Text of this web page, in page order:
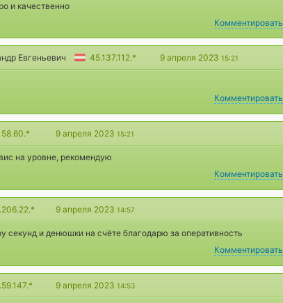
и качественно
Комментировать
Евгеньевич 45.137.112.* 9 апреля 2023 15:21
Комментировать
9 апреля 2023 15:21
на уровне, рекомендую
Комментировать
9 апреля 2023 14:57
секунд и денюшки на счёте благодарю за оперативность
Комментировать
9 апреля 2023 14:53